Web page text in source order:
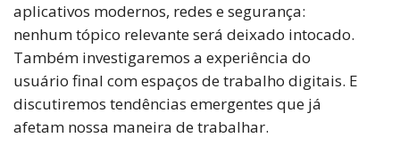
aplicativos modernos, redes e segurança:
nenhum tópico relevante será deixado intocado.
Também investigaremos a experiência do
usuário final com espaços de trabalho digitais. E
discutiremos tendências emergentes que já
afetam nossa maneira de trabalhar.